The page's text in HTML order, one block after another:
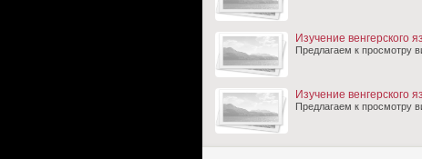
Изучение венгерского
Предлагаем к просмотру
Изучение венгерского
Предлагаем к просмотру